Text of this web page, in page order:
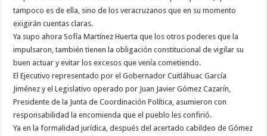
tampoco es de ella, sino de los veracruzanos que en su momento
exigirán cuentas claras.
Ya supo ahora Sofía Martínez Huerta que los otros poderes que la
impulsaron, también tienen la obligación constitucional de vigilar su
buen actuar y evitar los excesos que venía cometiendo.
El Ejecutivo representado por el Gobernador Cuitláhuac García
Jiménez y el Legislativo operado por Juan Javier Gómez Cazarín,
Presidente de la Junta de Coordinación Política, asumieron con
responsabilidad la encomienda que el pueblo les confirió.
Ya en la formalidad jurídica, después del acertado cabildeo de Gómez